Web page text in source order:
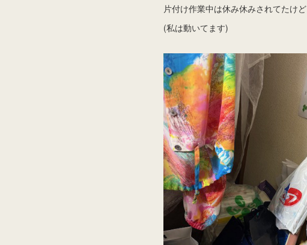
片付け作業中は休み休みされてたけど
(私は動いてます)